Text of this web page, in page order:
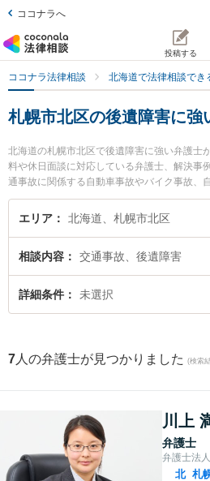
ココナラへ
投稿する
ココナラ法律相談 北海道で法律相談でき
札幌市北区の後遺障害に強
北海道の札幌市北区で後遺障害に強い弁護士
料や休日面談に対応している弁護士、解決事
通事故に関係する自動車事故やバイク事故、
り込み検索もでき便利です。特に弁護士法人
の川上 満里奈弁護士や弁護士法人心 札幌法
トラブルを今すぐに弁護士に相談したい』『
富な近くの弁護士を検索したい』『初回相談
札幌市北区内の弁護士に相談予約したい』な
エリア 北海道、札幌市北区
相談内容 交通事故、後遺障害
詳細条件 未選択
7 人の弁護士が見つかりました (検索
川上
弁護士
弁護士法
北 札